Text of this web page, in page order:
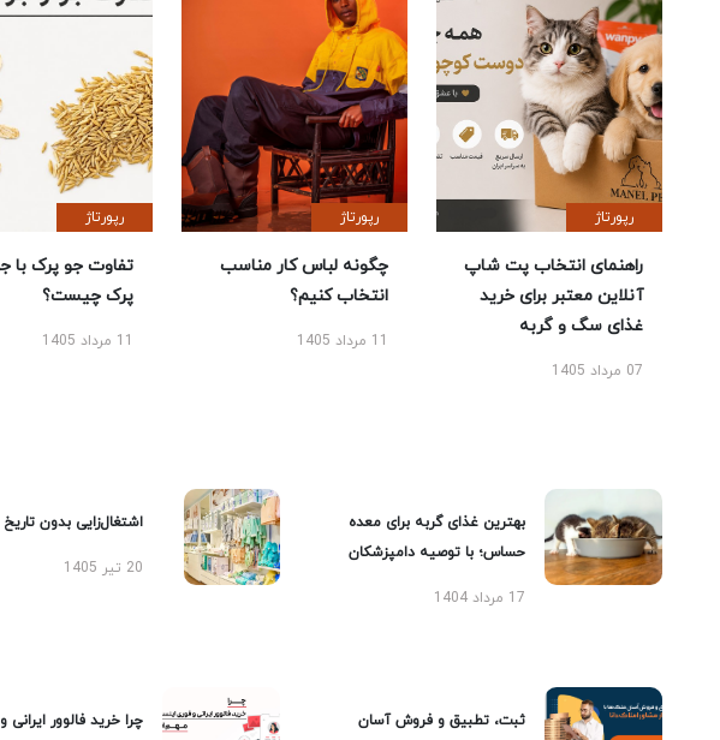
رپورتاژ
راهنمای انتخاب پت شاپ
آنلاین معتبر برای خرید
غذای سگ و گربه
07 مرداد 1405
رپورتاژ
چگونه لباس کار مناسب
انتخاب کنیم؟
11 مرداد 1405
رپورتاژ
تفاوت جو پرک با
پرک چیست؟
11 مرداد 1405
بهترین غذای گربه برای معده
حساس؛ با توصیه دامپزشکان
17 مرداد 1404
اشتغال‌زایی بدون تاریخ
20 تیر 1405
ثبت، تطبیق و فروش آسان
چرا خرید فالوور ایرانی